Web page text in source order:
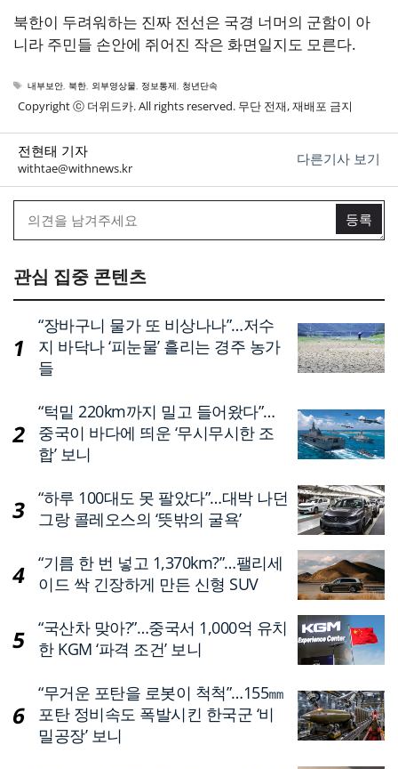
북한이 두려워하는 진짜 전선은 국경 너머의 군함이 아
니라 주민들 손안에 쥐어진 작은 화면일지도 모른다.
태
내부보안, 북한, 외부영상물, 정보통제, 청년단속
Copyright ⓒ 더위드카. All rights reserved. 무단 전재, 재배포 금지
전현태 기자
withtae@withnews.kr
다른기사 보기
관심 집중 콘텐츠
“장바구니 물가 또 비상나나”…저수
지 바닥나 ‘피눈물’ 흘리는 경주 농가
들
“턱밑 220km까지 밀고 들어왔다”…
중국이 바다에 띄운 ‘무시무시한 조
합’ 보니
“하루 100대도 못 팔았다”…대박 나던
그랑 콜레오스의 ‘뜻밖의 굴욕’
“기름 한 번 넣고 1,370km?”…팰리세
이드 싹 긴장하게 만든 신형 SUV
“국산차 맞아?”…중국서 1,000억 유치
한 KGM ‘파격 조건’ 보니
“무거운 포탄을 로봇이 척척”…155㎜
포탄 정비속도 폭발시킨 한국군 ‘비
밀공장’ 보니